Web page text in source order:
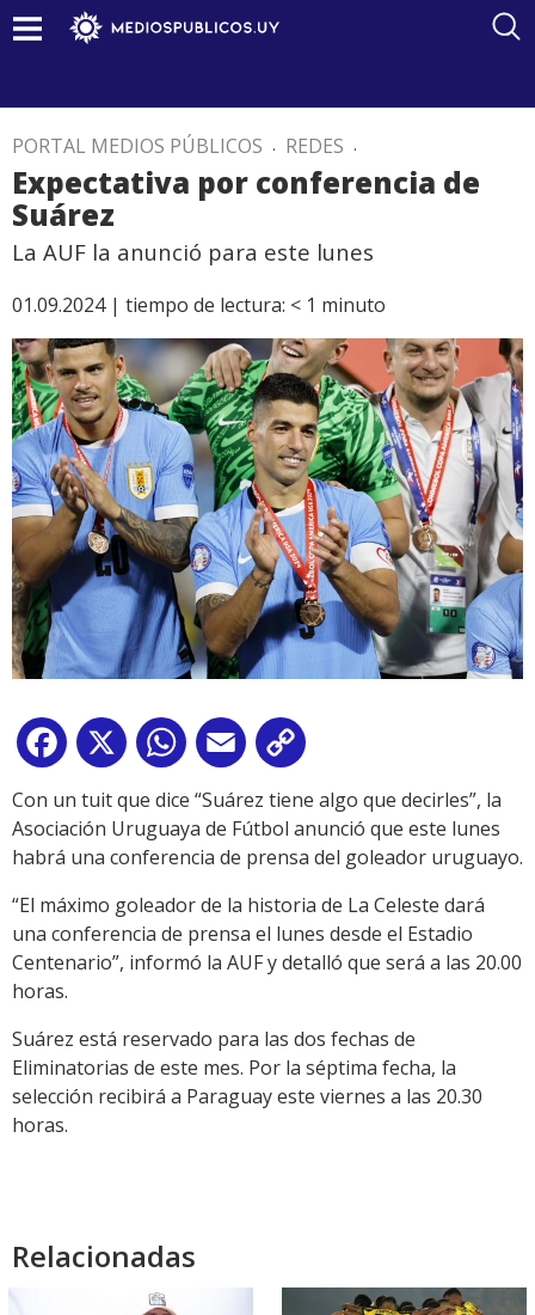
PORTAL MEDIOS PÚBLICOS . REDES .
Expectativa por conferencia de
Suárez
La AUF la anunció para este lunes
01.09.2024 | tiempo de lectura: < 1 minuto
Facebook
X WhatsApp
Email
Link
Con un tuit que dice “Suárez tiene algo que decirles”, la
Asociación Uruguaya de Fútbol anunció que este lunes
habrá una conferencia de prensa del goleador uruguayo.
“El máximo goleador de la historia de La Celeste dará
una conferencia de prensa el lunes desde el Estadio
Centenario”, informó la AUF y detalló que será a las 20.00
horas.
Suárez está reservado para las dos fechas de
Eliminatorias de este mes. Por la séptima fecha, la
selección recibirá a Paraguay este viernes a las 20.30
horas.
Relacionadas